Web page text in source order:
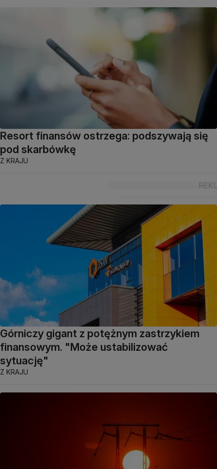
Resort finansów ostrzega: podszywają się
pod skarbówkę
Z KRAJU
Górniczy gigant z potężnym zastrzykiem
finansowym. "Może ustabilizować
sytuację"
Z KRAJU